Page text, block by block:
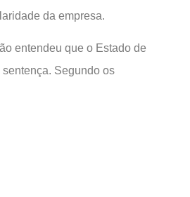
da empresa.
entendeu que o Estado de
Segundo os